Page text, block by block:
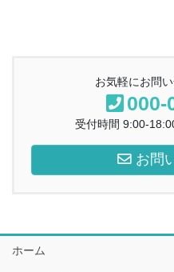
お気軽にお問
000-
受付時間 9:00-
お問
ホーム